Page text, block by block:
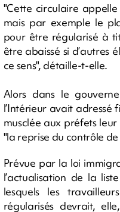
"Cette circulaire
mais par exemple le
pour être régularisé à
être abaissé si d’autres
ce sens", détaille-t-elle.
Alors dans le
l’Intérieur avait
musclée aux préfets
"la reprise du contrôle
Prévue par la loi
l’actualisation de la
lesquels les
régularisés devrait,